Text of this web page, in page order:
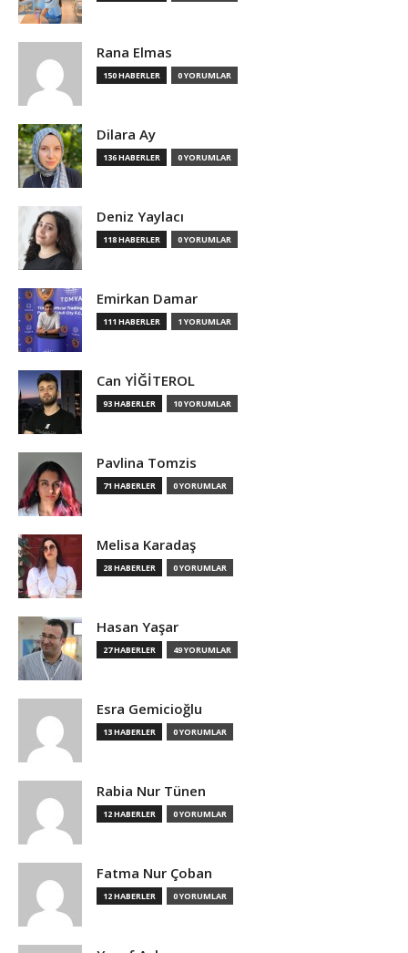
Rana Elmas
150 HABERLER 0 YORUMLAR
Dilara Ay
136 HABERLER 0 YORUMLAR
Deniz Yaylacı
118 HABERLER 0 YORUMLAR
Emirkan Damar
111 HABERLER 1 YORUMLAR
Can YİĞİTEROL
93 HABERLER 10 YORUMLAR
Pavlina Tomzis
71 HABERLER 0 YORUMLAR
Melisa Karadaş
28 HABERLER 0 YORUMLAR
Hasan Yaşar
27 HABERLER 49 YORUMLAR
Esra Gemicioğlu
13 HABERLER 0 YORUMLAR
Rabia Nur Tünen
12 HABERLER 0 YORUMLAR
Fatma Nur Çoban
12 HABERLER 0 YORUMLAR